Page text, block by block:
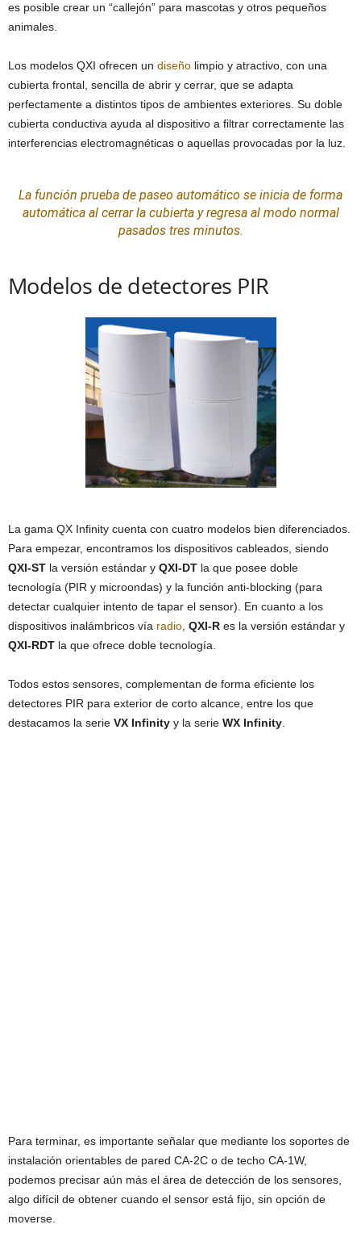
es posible crear un “callejón” para mascotas y otros pequeños
animales.
Los modelos QXI ofrecen un diseño limpio y atractivo, con una
cubierta frontal, sencilla de abrir y cerrar, que se adapta
perfectamente a distintos tipos de ambientes exteriores. Su doble
cubierta conductiva ayuda al dispositivo a filtrar correctamente las
interferencias electromagnéticas o aquellas provocadas por la luz.
La función prueba de paseo automático se inicia de forma
automática al cerrar la cubierta y regresa al modo normal
pasados tres minutos.
Modelos de detectores PIR
La gama QX Infinity cuenta con cuatro modelos bien diferenciados.
Para empezar, encontramos los dispositivos cableados, siendo
QXI-ST la versión estándar y QXI-DT la que posee doble
tecnología (PIR y microondas) y la función anti-blocking (para
detectar cualquier intento de tapar el sensor). En cuanto a los
dispositivos inalámbricos vía radio QXI-R es la versión estándar y
QXI-RDT la que ofrece doble tecnología.
Todos estos sensores, complementan de forma eficiente los
detectores PIR para exterior de corto alcance, entre los que
destacamos la serie VX Infinity y la serie WX Infinity
Para terminar, es importante señalar que mediante los soportes de
instalación orientables de pared CA-2C o de techo CA-1W,
podemos precisar aún más el área de detección de los sensores,
algo difícil de obtener cuando el sensor está fijo, sin opción de
moverse.